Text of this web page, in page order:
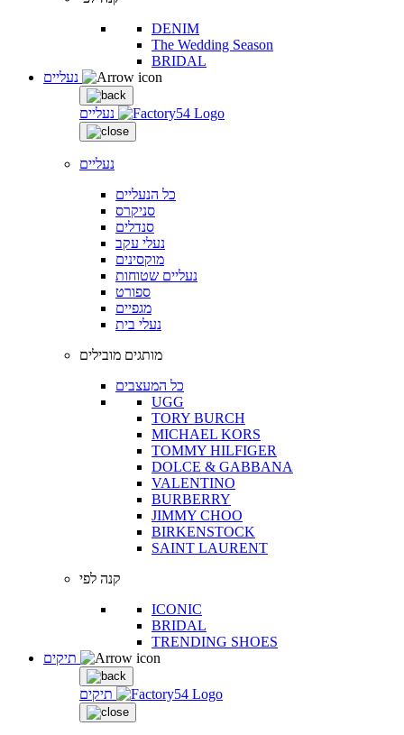
DENIM
The Wedding Season
BRIDAL
נעליים
נעליים
כל הנעליים
סניקרס
סנדלים
נעלי עקב
מוקסינים
נעליים שטוחות
ספורט
מגפיים
נעלי בית
מותגים מובילים
כל המעצבים
UGG
TORY BURCH
MICHAEL KORS
TOMMY HILFIGER
DOLCE & GABBANA
VALENTINO
BURBERRY
JIMMY CHOO
BIRKENSTOCK
SAINT LAURENT
קנה לפי
ICONIC
BRIDAL
TRENDING SHOES
תיקים